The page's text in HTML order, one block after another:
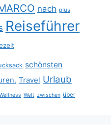
nach plus
Reiseführer
schönsten
Travel Urlaub
Welt zwischen über